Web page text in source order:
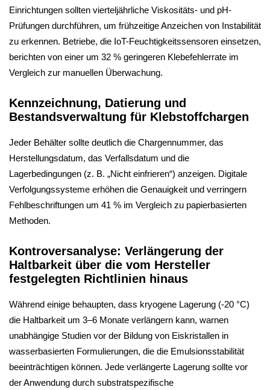
Einrichtungen sollten vierteljährliche Viskositäts- und pH-
Prüfungen durchführen, um frühzeitige Anzeichen von Instabilität
zu erkennen. Betriebe, die IoT-Feuchtigkeitssensoren einsetzen,
berichten von einer um 32 % geringeren Klebefehlerrate im
Vergleich zur manuellen Überwachung.
Kennzeichnung, Datierung und
Bestandsverwaltung für Klebstoffchargen
Jeder Behälter sollte deutlich die Chargennummer, das
Herstellungsdatum, das Verfallsdatum und die
Lagerbedingungen (z. B. „Nicht einfrieren“) anzeigen. Digitale
Verfolgungssysteme erhöhen die Genauigkeit und verringern
Fehlbeschriftungen um 41 % im Vergleich zu papierbasierten
Methoden.
Kontroversanalyse: Verlängerung der
Haltbarkeit über die vom Hersteller
festgelegten Richtlinien hinaus
Während einige behaupten, dass kryogene Lagerung (-20 °C)
die Haltbarkeit um 3–6 Monate verlängern kann, warnen
unabhängige Studien vor der Bildung von Eiskristallen in
wasserbasierten Formulierungen, die die Emulsionsstabilität
beeinträchtigen können. Jede verlängerte Lagerung sollte vor
der Anwendung durch substratspezifische